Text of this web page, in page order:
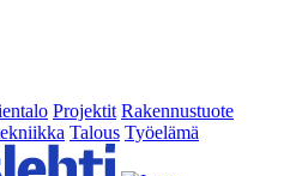
Projektit Rakennustuote
Talous Työelämä